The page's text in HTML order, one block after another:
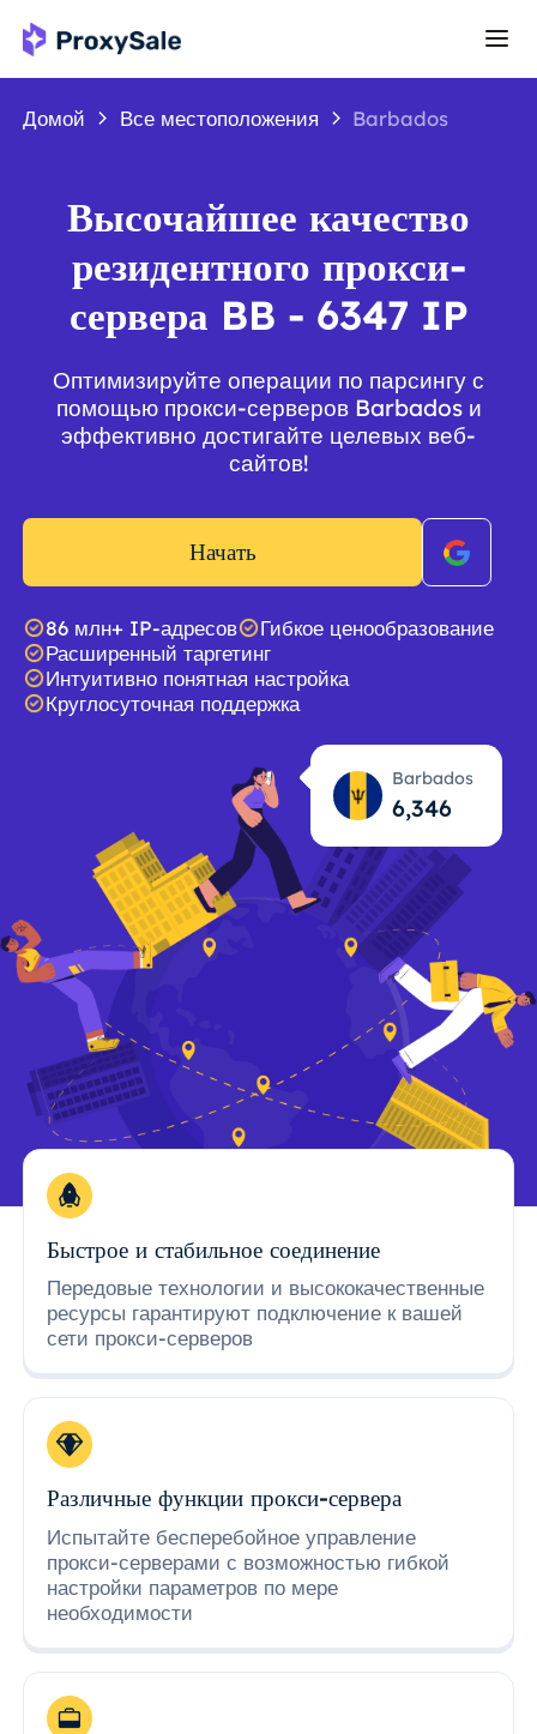
Домой Все местоположения Barbados
Высочайшее качество
резидентного прокси-
сервера BB - 6347 IP
Оптимизируйте операции по парсингу с
помощью прокси-серверов Barbados и
эффективно достигайте целевых веб-
сайтов!
Начать
86 млн+ IP-адресов
Гибкое ценообразование
Расширенный таргетинг
Интуитивно понятная настройка
Круглосуточная поддержка
Barbados
6,347
Быстрое и стабильное соединение
Передовые технологии и высококачественные
ресурсы гарантируют подключение к вашей
сети прокси-серверов
Различные функции прокси-сервера
Испытайте бесперебойное управление
прокси-серверами с возможностью гибкой
настройки параметров по мере
необходимости